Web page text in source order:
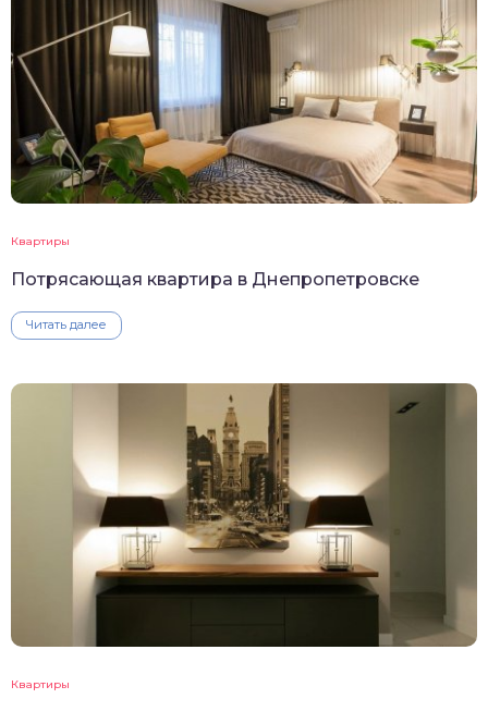
Квартиры
Потрясающая квартира в Днепропетровске
Читать далее
Квартиры